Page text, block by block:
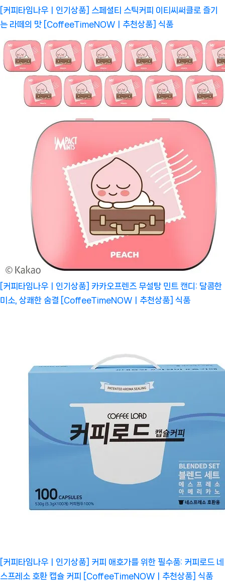
[커피타임나우ㅣ인기상품] 스페셜티 스틱커피 이티씨써클로 즐기
는 라떼의 맛 [CoffeeTimeNOWㅣ추천상품] 식품
[커피타임나우ㅣ인기상품] 카카오프렌즈 무설탕 민트 캔디: 달콤한
미소, 상쾌한 숨결 [CoffeeTimeNOWㅣ추천상품] 식품
[커피타임나우ㅣ인기상품] 커피 애호가를 위한 필수품: 커피로드 네
스프레소 호환 캡슐 커피 [CoffeeTimeNOWㅣ추천상품] 식품